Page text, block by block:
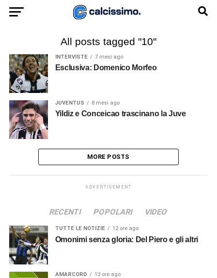
All posts tagged "10"
INTERVISTE 7 mesi ago
Esclusiva: Domenico Morfeo
JUVENTUS 8 mesi ago
Yildiz e Conceicao trascinano la Juve
MORE POSTS
ADVERTISEMENT
RECENTI POPOLARI VIDEO
TUTTE LE NOTIZIE 12 ore ago
Omonimi senza gloria: Del Piero e gli altri
AMARCORD 13 ore ago